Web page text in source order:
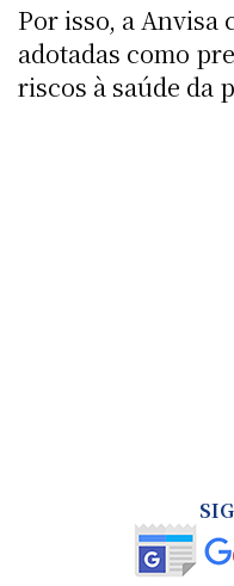
Por isso, a Anvisa
adotadas como
riscos à saúde da